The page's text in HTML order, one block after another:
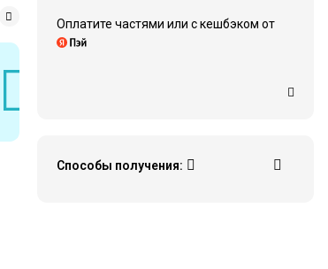
Оплатите частями или c кешбэком от
Способы получения: